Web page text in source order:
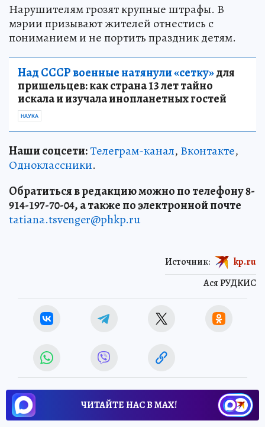
Нарушителям грозят крупные штрафы. В
мэрии призывают жителей отнестись с
пониманием и не портить праздник детям.
Над СССР военные натянули «сетку»для
пришельцев: как страна 13 лет тайно
искала и изучала инопланетных гостей
НАУКА
Наши соцсети:Телеграм-канал, Вконтакте,
Одноклассники.
Обратиться в редакцию можно по телефону 8-
914-197-70-04, а также по электронной почте
tatiana.tsvenger@phkp.ru
Ася РУДКИС
Источник: kp.ru
ЧИТАЙТЕ НАС В МАХ!